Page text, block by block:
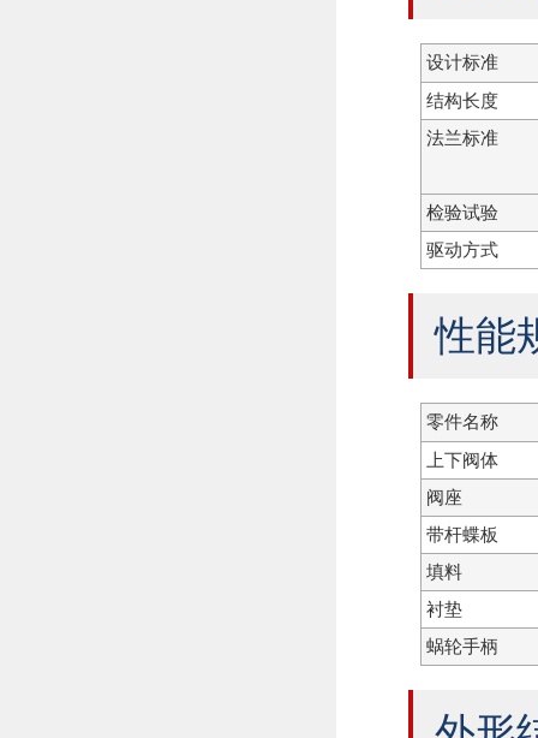
设计标准
结构长度
法兰标准
检验试验
驱动方式
性能
零件名称
上下阀体
阀座
带杆蝶板
填料
衬垫
蜗轮手柄